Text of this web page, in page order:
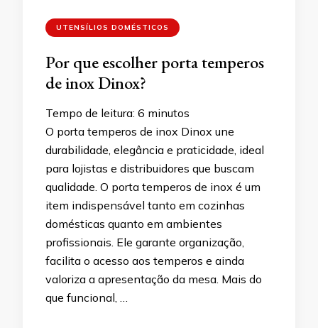
UTENSÍLIOS DOMÉSTICOS
Por que escolher porta temperos
de inox Dinox?
Tempo de leitura: 6 minutos
O porta temperos de inox Dinox une
durabilidade, elegância e praticidade, ideal
para lojistas e distribuidores que buscam
qualidade. O porta temperos de inox é um
item indispensável tanto em cozinhas
domésticas quanto em ambientes
profissionais. Ele garante organização,
facilita o acesso aos temperos e ainda
valoriza a apresentação da mesa. Mais do
que funcional, …